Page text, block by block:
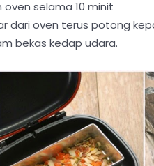
oven selama 10 minit
dari oven terus potong
bekas kedap udara.